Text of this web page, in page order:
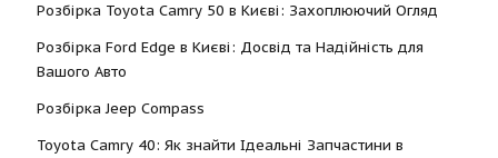
Розбірка Toyota Camry 50 в Києві: Захоплюючий Огляд
Розбірка Ford Edge в Києві: Досвід та Надійність для
Вашого Авто
Розбірка Jeep Compass
Toyota Camry 40: Як знайти Ідеальні Запчастини в